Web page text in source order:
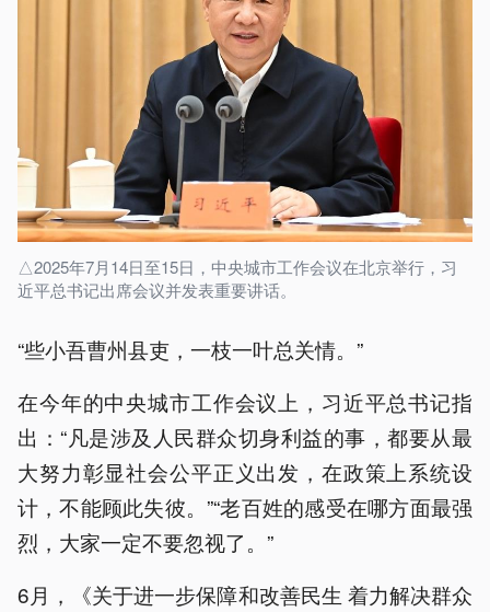
△2025年7月14日至15日，中央城市工作会议在北京举行，习
近平总书记出席会议并发表重要讲话。
“些小吾曹州县吏，一枝一叶总关情。”
在今年的中央城市工作会议上，习近平总书记指
出：“凡是涉及人民群众切身利益的事，都要从最
大努力彰显社会公平正义出发，在政策上系统设
计，不能顾此失彼。”“老百姓的感受在哪方面最强
烈，大家一定不要忽视了。”
6月，《关于进一步保障和改善民生 着力解决群众